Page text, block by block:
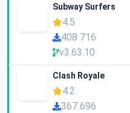
Subway Surfers
4.5
408 716
v3.63.10
Clash Royale
4.2
367 696